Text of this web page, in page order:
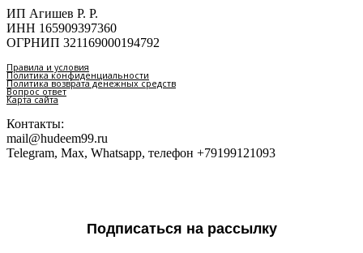
ИП Агишев Р. Р.
ИНН 165909397360
ОГРНИП 321169000194792
Правила и условия
Политика конфиденциальности
Политика возврата денежных средств
Вопрос ответ
Карта сайта
Контакты:
mail@hudeem99.ru
Telegram, Max, Whatsapp, телефон +79199121093
Подписаться на рассылку